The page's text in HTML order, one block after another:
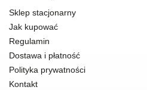
Sklep stacjonarny
Jak kupować
Regulamin
Dostawa i płatność
Polityka prywatności
Kontakt